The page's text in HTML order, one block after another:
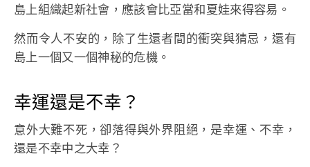
島上組織起新社會，應該會比亞當和夏娃來得容易。
然而令人不安的，除了生還者間的衝突與猜忌，還有
島上一個又一個神秘的危機。
幸運還是不幸？
意外大難不死，卻落得與外界阻絕，是幸運、不幸，
還是不幸中之大幸？